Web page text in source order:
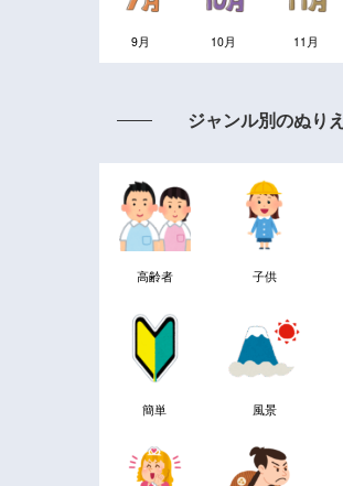
9月 10月 11月
ジャンル別のぬりえ
高齢者 子供
簡単 風景